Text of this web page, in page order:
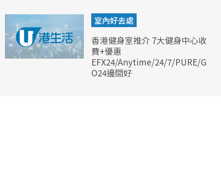
室內好去處
香港健身室推介 7大健身中心收
費+優惠
EFX24/Anytime/24/7/PURE/G
O24邊間好